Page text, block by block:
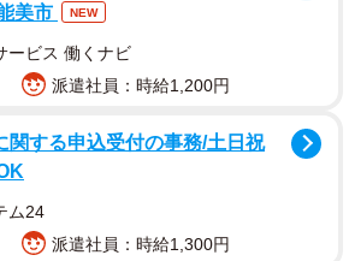
美市
NEW
ービス 働くナビ
派遣社員：時給1,200円
関する申込受付の事務/土日祝
ム24
派遣社員：時給1,300円